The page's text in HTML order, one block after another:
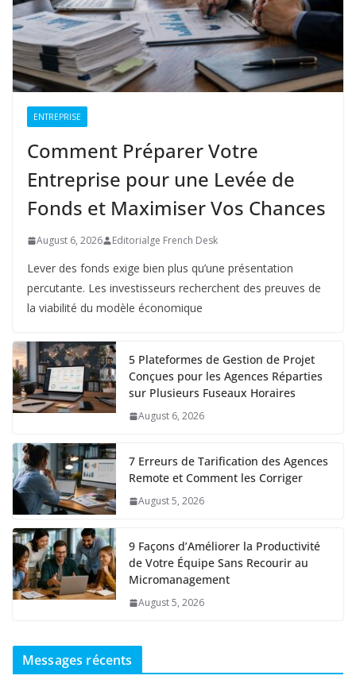
ENTREPRISE
Comment Préparer Votre
Entreprise pour une Levée de
Fonds et Maximiser Vos Chances
August 6, 2026 Editorialge French Desk
Lever des fonds exige bien plus qu’une présentation
percutante. Les investisseurs recherchent des preuves de
la viabilité du modèle économique
5 Plateformes de Gestion de Projet
Conçues pour les Agences Réparties
sur Plusieurs Fuseaux Horaires
August 6, 2026
7 Erreurs de Tarification des Agences
Remote et Comment les Corriger
August 5, 2026
9 Façons d’Améliorer la Productivité
de Votre Équipe Sans Recourir au
Micromanagement
August 5, 2026
Messages récents